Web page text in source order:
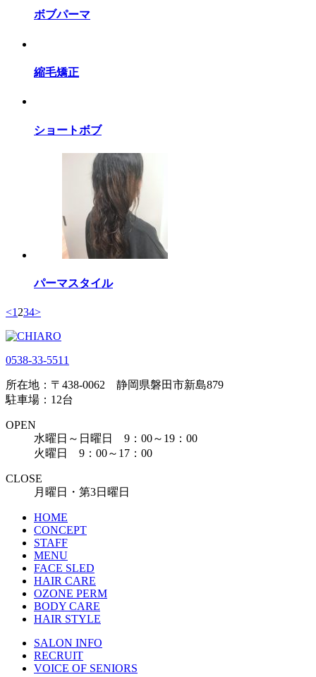
ボブパーマ
縮毛矯正
ショートボブ
パーマスタイル
<1 234>
0538-33-5511
所在地：〒438-0062 静岡県磐田市新島879
駐車場：12台
OPEN
水曜日～日曜日 9：00～19：00
火曜日 9：00～17：00
CLOSE
月曜日・第3日曜日
HOME
CONCEPT
STAFF
MENU
FACE SLED
HAIR CARE
OZONE PERM
BODY CARE
HAIR STYLE
SALON INFO
RECRUIT
VOICE OF SENIORS